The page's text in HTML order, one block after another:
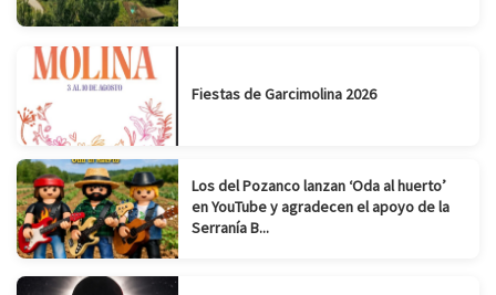
Fiestas de Garcimolina 2026
Los del Pozanco lanzan ‘Oda al huerto’
en YouTube y agradecen el apoyo de la
Serranía B...